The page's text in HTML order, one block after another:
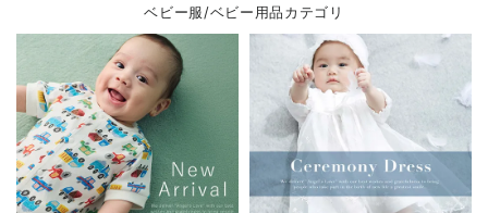
ベビー服/ベビー用品カテゴリ